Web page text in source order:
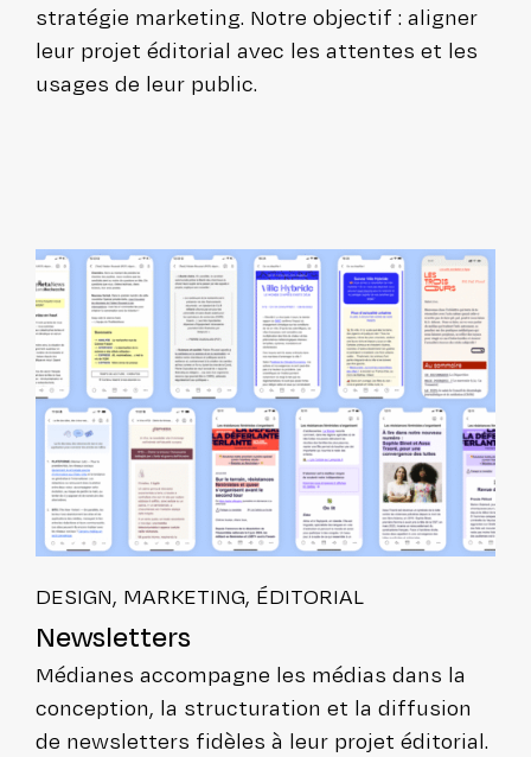
stratégie marketing. Notre objectif : aligner
leur projet éditorial avec les attentes et les
usages de leur public.
DESIGN, MARKETING, ÉDITORIAL
News­let­ters
Médianes accom­pagne les médias dans la
concep­tion, la struc­tu­ra­tion et la diffusion
de news­let­ters fidèles à leur projet éditorial.